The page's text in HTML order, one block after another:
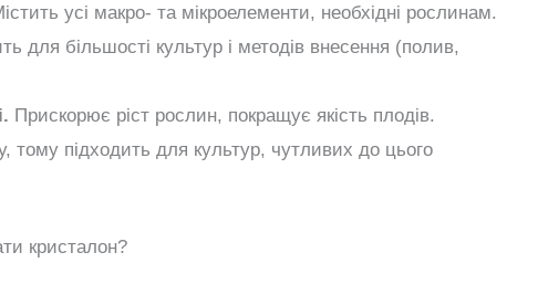
усі макро- та мікроелементи, необхідні рослинам.
для більшості культур і методів внесення (полив,
Прискорює ріст рослин, покращує якість плодів.
тому підходить для культур, чутливих до цього
кристалон?